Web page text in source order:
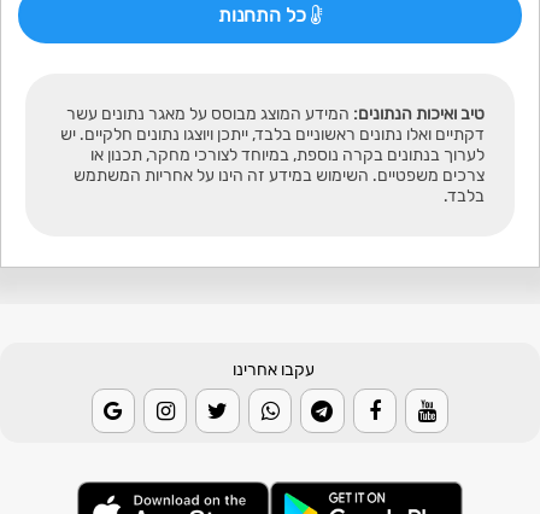
כל התחנות
טיב ואיכות הנתונים: המידע המוצג מבוסס על מאגר נתונים עשר
דקתיים ואלו נתונים ראשוניים בלבד, ייתכן ויוצגו נתונים חלקיים. יש
לערוך בנתונים בקרה נוספת, במיוחד לצורכי מחקר, תכנון או
צרכים משפטיים. השימוש במידע זה הינו על אחריות המשתמש
בלבד.
עקבו אחרינו